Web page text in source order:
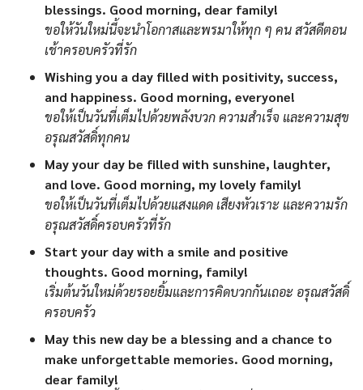
blessings. Good morning, dear family!
ขอให้วันใหม่นี้จะนำโอกาสและพรมาให้ทุก ๆ คน สวัสดีตอน
เช้าครอบครัวที่รัก
Wishing you a day filled with positivity, success,
and happiness. Good morning, everyone!
ขอให้เป็นวันที่เต็มไปด้วยพลังบวก ความสำเร็จ และความสุข
อรุณสวัสดิ์ทุกคน
May your day be filled with sunshine, laughter,
and love. Good morning, my lovely family!
ขอให้เป็นวันที่เต็มไปด้วยแสงแดด เสียงหัวเราะ และความรัก
อรุณสวัสดิ์ครอบครัวที่รัก
Start your day with a smile and positive
thoughts. Good morning, family!
เริ่มต้นวันใหม่ด้วยรอยยิ้มและการคิดบวกกันเถอะ อรุณสวัสดิ์
ครอบครัว
May this new day be a blessing and a chance to
make unforgettable memories. Good morning,
dear family!